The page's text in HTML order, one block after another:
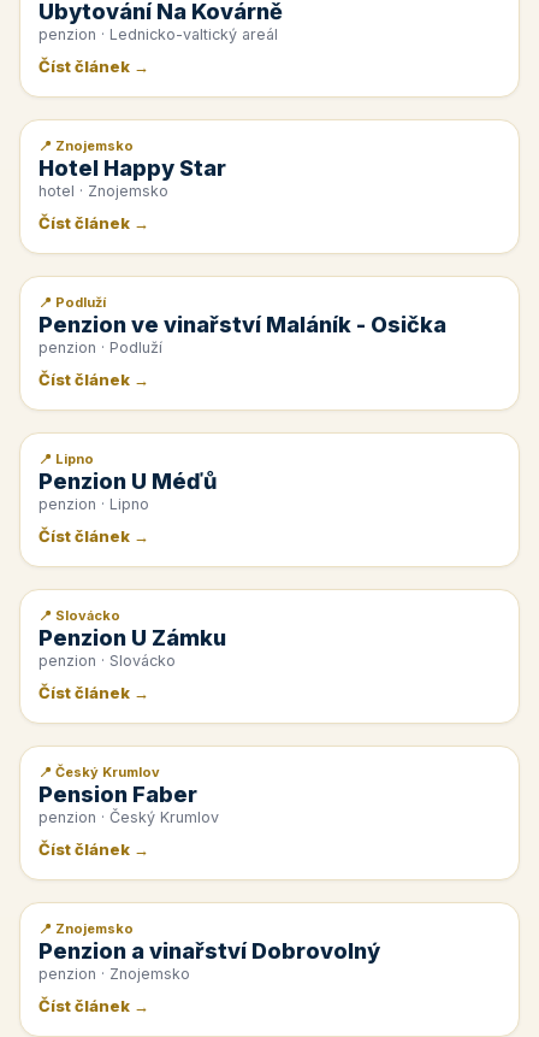
Ubytování Na Kovárně
penzion · Lednicko-valtický areál
Číst článek →
📰 PR článek
📍 Znojemsko
Hotel Happy Star
hotel · Znojemsko
Číst článek →
📰 PR článek
📍 Podluží
Penzion ve vinařství Maláník - Osička
penzion · Podluží
Číst článek →
📰 PR článek
📍 Lipno
Penzion U Méďů
penzion · Lipno
Číst článek →
📰 PR článek
📍 Slovácko
Penzion U Zámku
penzion · Slovácko
Číst článek →
📰 PR článek
📍 Český Krumlov
Pension Faber
penzion · Český Krumlov
Číst článek →
📰 PR článek
📍 Znojemsko
Penzion a vinařství Dobrovolný
penzion · Znojemsko
Číst článek →